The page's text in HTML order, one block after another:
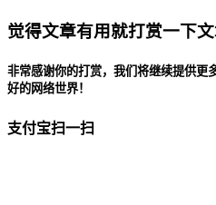
觉得文章有用就打赏一下
非常感谢你的打赏，我们将继续提供更
好的网络世界！
支付宝扫一扫